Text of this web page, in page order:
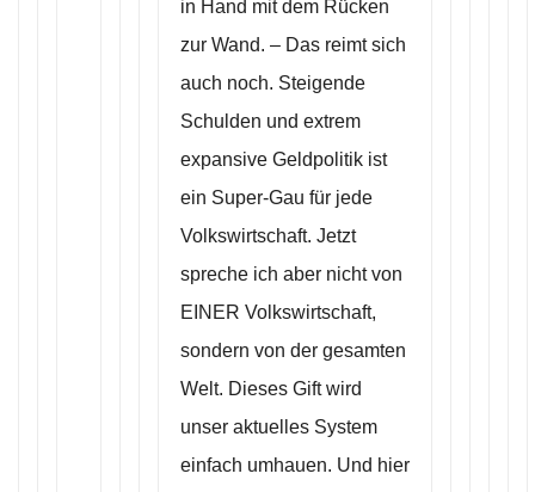
in Hand mit dem Rücken
zur Wand. – Das reimt sich
auch noch. Steigende
Schulden und extrem
expansive Geldpolitik ist
ein Super-Gau für jede
Volkswirtschaft. Jetzt
spreche ich aber nicht von
EINER Volkswirtschaft,
sondern von der gesamten
Welt. Dieses Gift wird
unser aktuelles System
einfach umhauen. Und hier